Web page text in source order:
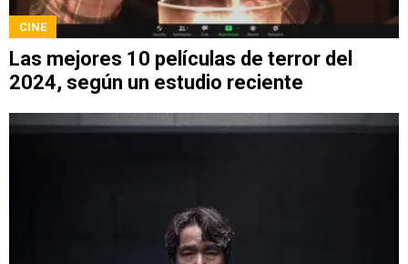
CINE
Las mejores 10 películas de terror del
2024, según un estudio reciente